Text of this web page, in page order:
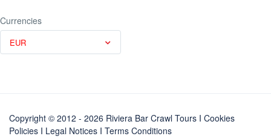
Currencies
EUR
Copyright © 2012 - 2026 Riviera Bar Crawl Tours I Cookies
Policies I Legal Notices I Terms Conditions